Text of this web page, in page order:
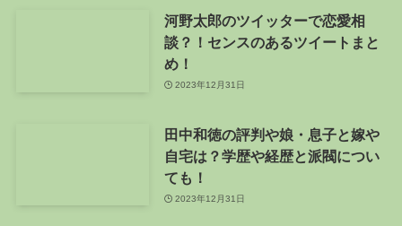
河野太郎のツイッターで恋愛相
談？！センスのあるツイートまと
め！
2023年12月31日
田中和徳の評判や娘・息子と嫁や
自宅は？学歴や経歴と派閥につい
ても！
2023年12月31日